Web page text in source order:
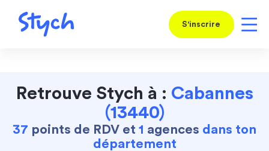
S'inscrire
Retrouve Stych à : Cabannes
(13440)
37 points de RDV et 1 agences dans ton
département